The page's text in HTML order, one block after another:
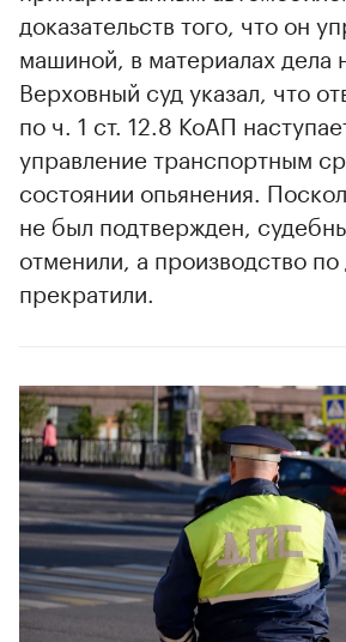
доказательств того, что он
машиной, в материалах дела
Верховный суд указал, что
по ч. 1 ст. 12.8 КоАП
управление транспортным
состоянии опьянения.
не был подтвержден,
отменили, а производство по
прекратили.